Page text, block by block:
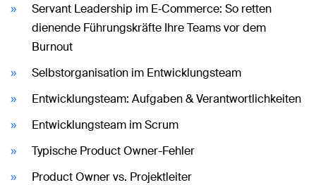
Servant Leadership im E‑Commerce: So retten
dienende Führungskräfte Ihre Teams vor dem
Burnout
Selbstorganisation im Entwicklungsteam
Entwicklungsteam: Aufgaben & Verantwortlichkeiten
Entwicklungsteam im Scrum
Typische Product Owner-Fehler
Product Owner vs. Projektleiter